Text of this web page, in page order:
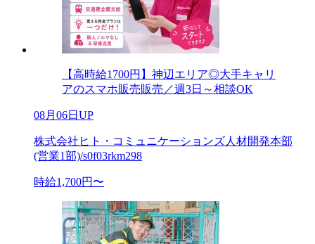
【高時給1700円】神辺エリア◎大手キャリ
アのスマホ販売販売／週3日～相談OK
08月06日UP
株式会社ヒト・コミュニケーションズ人材開発本部
(営業1部)/s0f03rkm298
時給1,700円〜